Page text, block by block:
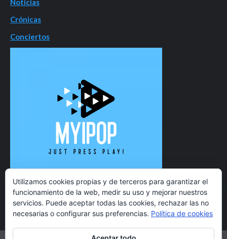
Noticias
Crónicas
Conciertos
Utilizamos cookies propias y de terceros para garantizar el
funcionamiento de la web, medir su uso y mejorar nuestros
servicios. Puede aceptar todas las cookies, rechazar las no
necesarias o configurar sus preferencias. Política de cookies